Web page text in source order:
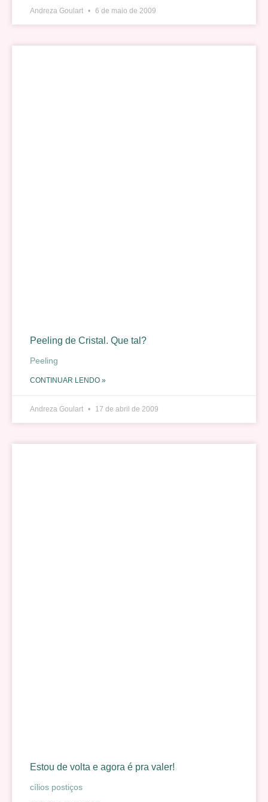
Andreza Goulart 6 de maio de 2009
Peeling de Cristal. Que tal?
Peeling
CONTINUAR LENDO »
Andreza Goulart 17 de abril de 2009
Estou de volta e agora é pra valer!
cílios postiços